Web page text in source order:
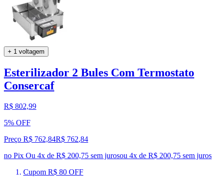
+ 1 voltagem
Esterilizador 2 Bules Com Termostato
Consercaf
R$ 802,99
5% OFF
Preço R$ 762,84R$ 762,84
no Pix Ou 4x de R$ 200,75 sem jurosou 4x de R$ 200,75 sem juros
Cupom R$ 80 OFF